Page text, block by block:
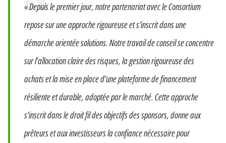
« Depuis le premier jour, notre partenariat avec le Consortium
repose sur une approche rigoureuse et s’inscrit dans une
démarche orientée solutions. Notre travail de conseil se concentre
sur l’allocation claire des risques, la gestion rigoureuse des
achats et la mise en place d’une plateforme de financement
résiliente et durable, adoptée par le marché. Cette approche
s’inscrit dans le droit fil des objectifs des sponsors, donne aux
prêteurs et aux investisseurs la confiance nécessaire pour